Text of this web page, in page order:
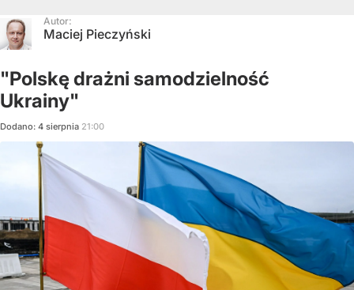
Autor:
Maciej Pieczyński
"Polskę drażni samodzielność
Ukrainy"
Dodano: 4 sierpnia 21:00